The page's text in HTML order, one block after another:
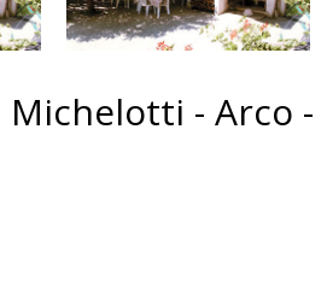
- Arco -